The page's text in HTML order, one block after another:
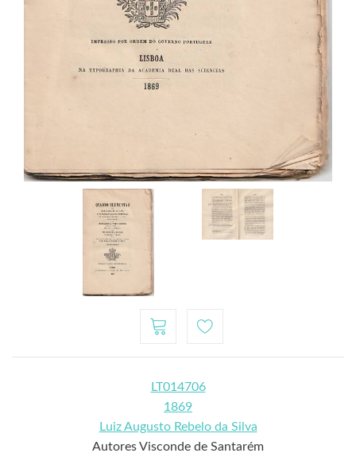
LT014706
1869
Luiz Augusto Rebelo da Silva
Autores Visconde de Santarém